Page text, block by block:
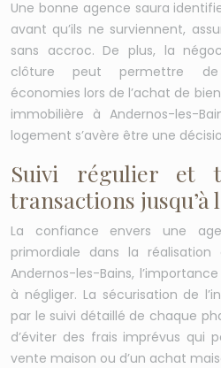
Une bonne agence saura
avant qu’ils ne surviennent,
sans accroc. De plus, la
clôture peut permettre de
économies lors de l’achat de
immobilière à Andernos-les-
logement s’avère être une
Suivi régulier et
transactions jusqu’à
La confiance envers une
primordiale dans la réalisation
Andernos-les-Bains,
à négliger. La sécurisation de
par le suivi détaillé de chaque
d’éviter des frais imprévus qui
vente maison ou d’un achat